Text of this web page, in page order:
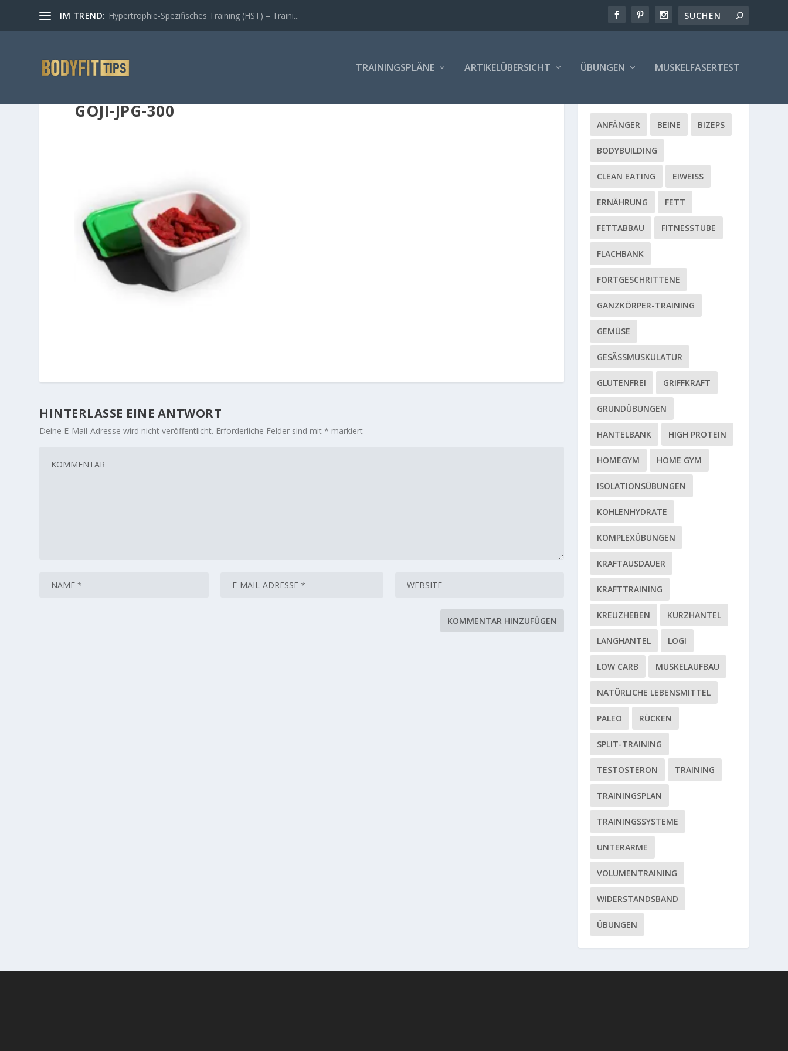
IM TREND: Hypertrophie-Spezifisches Training (HST) – Traini...
TRAININGSPLÄNE ARTIKELÜBERSICHT ÜBUNGEN MUSKELFASERTEST
GOJI-JPG-300
HINTERLASSE EINE ANTWORT
Deine E-Mail-Adresse wird nicht veröffentlicht. Erforderliche Felder sind mit* markiert
ANFÄNGER BEINE BIZEPS
BODYBUILDING
CLEAN EATING EIWEISS
ERNÄHRUNG FETT
FETTABBAU FITNESSTUBE
FLACHBANK
FORTGESCHRITTENE
GANZKÖRPER-TRAINING
GEMÜSE
GESÄSSMUSKULATUR
GLUTENFREI GRIFFKRAFT
GRUNDÜBUNGEN
HANTELBANK HIGH PROTEIN
HOMEGYM HOME GYM
ISOLATIONSÜBUNGEN
KOHLENHYDRATE
KOMPLEXÜBUNGEN
KRAFTAUSDAUER
KRAFTTRAINING
KREUZHEBEN KURZHANTEL
LANGHANTEL LOGI
LOW CARB MUSKELAUFBAU
NATÜRLICHE LEBENSMITTEL
PALEO RÜCKEN
SPLIT-TRAINING
TESTOSTERON TRAINING
TRAININGSPLAN
TRAININGSSYSTEME
UNTERARME
VOLUMENTRAINING
WIDERSTANDSBAND
ÜBUNGEN